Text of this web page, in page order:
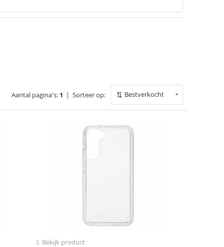
Sorteer op: Bestverkocht
Aantal pagina's: 1 |
Bekijk product